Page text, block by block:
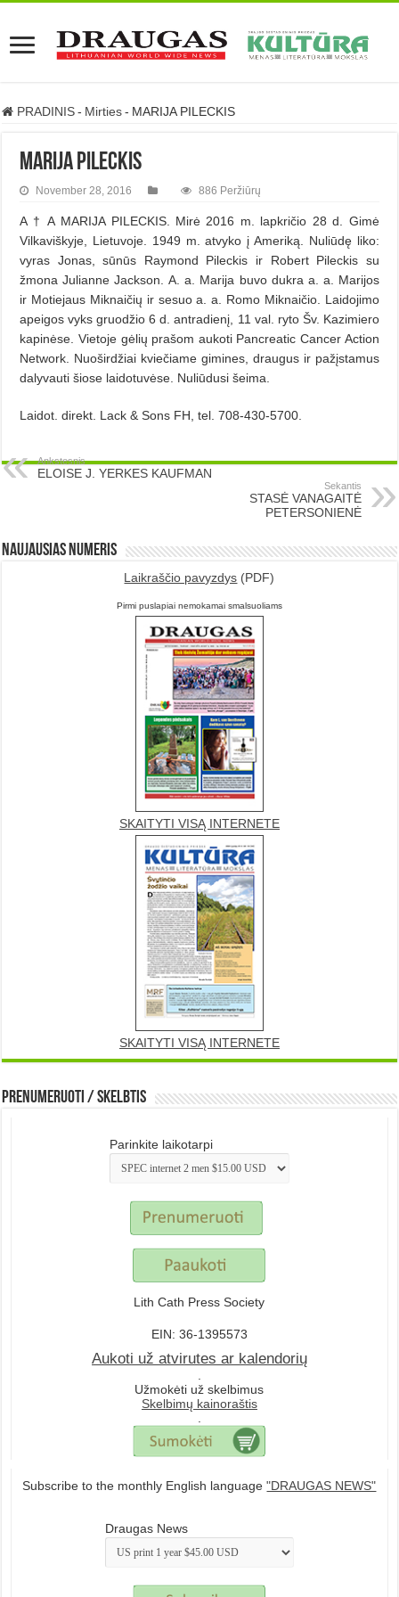
PRADINIS - Mirties - MARIJA PILECKIS
MARIJA PILECKIS
November 28, 2016 886 Peržiūrų
A † A MARIJA PILECKIS. Mirė 2016 m. lapkričio 28 d. Gimė
Vilkaviškyje, Lietuvoje. 1949 m. atvyko į Ameriką. Nuliūdę liko:
vyras Jonas, sūnūs Raymond Pileckis ir Robert Pileckis su
žmona Julianne Jackson. A. a. Marija buvo dukra a. a. Marijos
ir Motiejaus Miknaičių ir sesuo a. a. Romo Miknaičio. Laidojimo
apeigos vyks gruodžio 6 d. antradienį, 11 val. ryto Šv. Kazimiero
kapinėse. Vietoje gėlių prašom aukoti Pancreatic Cancer Action
Network. Nuoširdžiai kviečiame gimines, draugus ir pažįstamus
dalyvauti šiose laidotuvėse. Nuliūdusi šeima.
Laidot. direkt. Lack & Sons FH, tel. 708-430-5700.
Ankstesnis
ELOISE J. YERKES KAUFMAN
Sekantis
STASĖ VANAGAITĖ
PETERSONIENĖ
Naujausias numeris
Laikraščio pavyzdys (PDF)
Pirmi puslapiai nemokamai smalsuoliams
SKAITYTI VISĄ INTERNETE
SKAITYTI VISĄ INTERNETE
Prenumeruoti / Skelbtis
Parinkite laikotarpi
Lith Cath Press Society
EIN: 36-1395573
Aukoti už atvirutes ar kalendorių
Užmokėti už skelbimus
Skelbimų kainoraštis
Subscribe to the monthly English language"DRAUGAS NEWS"
Draugas News